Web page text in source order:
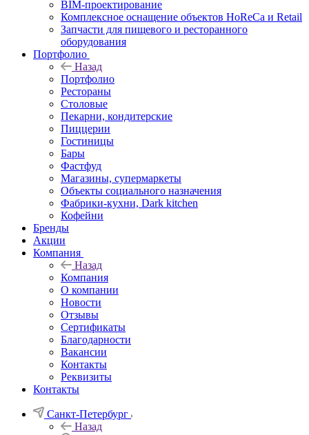
BIM-проектирование
Комплексное оснащение объектов HoReCa и Retail
Запчасти для пищевого и ресторанного
оборудования
Портфолио
Назад
Портфолио
Рестораны
Столовые
Пекарни, кондитерские
Пиццерии
Гостиницы
Бары
Фастфуд
Магазины, супермаркеты
Объекты социального назначения
Фабрики-кухни, Dark kitchen
Кофейни
Бренды
Акции
Компания
Назад
Компания
О компании
Новости
Отзывы
Сертификаты
Благодарности
Вакансии
Контакты
Реквизиты
Контакты
Санкт-Петербург
Назад